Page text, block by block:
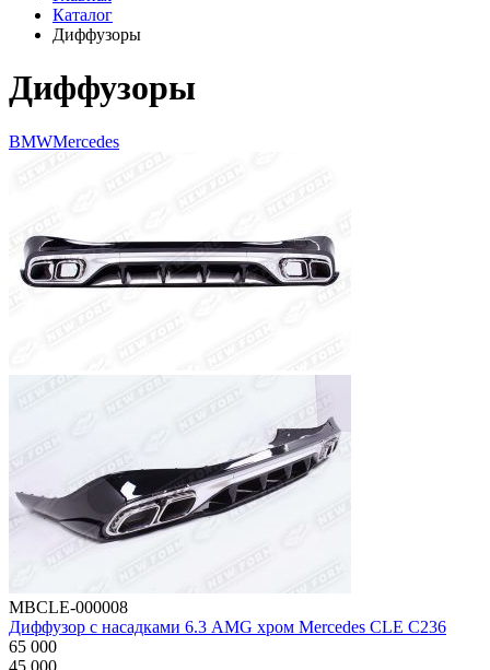
Каталог
Диффузоры
Диффузоры
BMWMercedes
MBCLE-000008
Диффузор с насадками 6.3 AMG хром Mercedes CLE C236
65 000
45 000